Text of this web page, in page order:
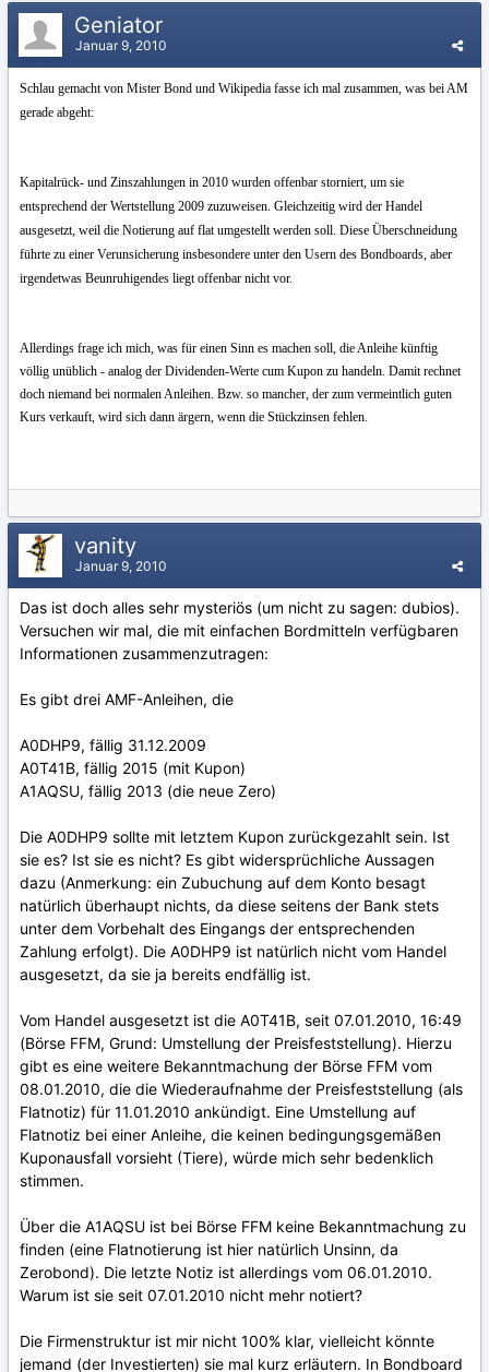
Geniator
Januar 9, 2010
Schlau gemacht von Mister Bond und Wikipedia fasse ich mal zusammen, was bei AM
gerade abgeht:
Kapitalrück- und Zinszahlungen in 2010 wurden offenbar storniert, um sie
entsprechend der Wertstellung 2009 zuzuweisen. Gleichzeitig wird der Handel
ausgesetzt, weil die Notierung auf flat umgestellt werden soll. Diese Überschneidung
führte zu einer Verunsicherung insbesondere unter den Usern des Bondboards, aber
irgendetwas Beunruhigendes liegt offenbar nicht vor.
Allerdings frage ich mich, was für einen Sinn es machen soll, die Anleihe künftig
völlig unüblich - analog der Dividenden-Werte cum Kupon zu handeln. Damit rechnet
doch niemand bei normalen Anleihen. Bzw. so mancher, der zum vermeintlich guten
Kurs verkauft, wird sich dann ärgern, wenn die Stückzinsen fehlen.
vanity
Januar 9, 2010
Das ist doch alles sehr mysteriös (um nicht zu sagen: dubios).
Versuchen wir mal, die mit einfachen Bordmitteln verfügbaren
Informationen zusammenzutragen:
Es gibt drei AMF-Anleihen, die
A0DHP9, fällig 31.12.2009
A0T41B, fällig 2015 (mit Kupon)
A1AQSU, fällig 2013 (die neue Zero)
Die A0DHP9 sollte mit letztem Kupon zurückgezahlt sein. Ist
sie es? Ist sie es nicht? Es gibt widersprüchliche Aussagen
dazu (Anmerkung: ein Zubuchung auf dem Konto besagt
natürlich überhaupt nichts, da diese seitens der Bank stets
unter dem Vorbehalt des Eingangs der entsprechenden
Zahlung erfolgt). Die A0DHP9 ist natürlich nicht vom Handel
ausgesetzt, da sie ja bereits endfällig ist.
Vom Handel ausgesetzt ist die A0T41B, seit 07.01.2010, 16:49
(Börse FFM, Grund: Umstellung der Preisfeststellung). Hierzu
gibt es eine weitere Bekanntmachung der Börse FFM vom
08.01.2010, die die Wiederaufnahme der Preisfeststellung (als
Flatnotiz) für 11.01.2010 ankündigt. Eine Umstellung auf
Flatnotiz bei einer Anleihe, die keinen bedingungsgemäßen
Kuponausfall vorsieht (Tiere), würde mich sehr bedenklich
stimmen.
Über die A1AQSU ist bei Börse FFM keine Bekanntmachung zu
finden (eine Flatnotierung ist hier natürlich Unsinn, da
Zerobond). Die letzte Notiz ist allerdings vom 06.01.2010.
Warum ist sie seit 07.01.2010 nicht mehr notiert?
Die Firmenstruktur ist mir nicht 100% klar, vielleicht könnte
jemand (der Investierten) sie mal kurz erläutern. In Bondboard